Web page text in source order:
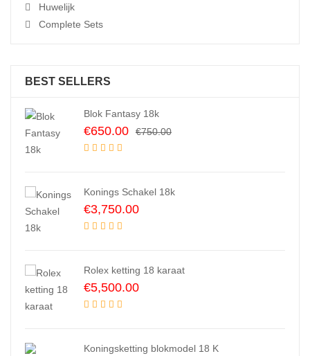
Huwelijk
Complete Sets
BEST SELLERS
Blok Fantasy 18k
€750.00Original
€650.00
Current
Konings Schakel 18k
€3,750.00
Rolex ketting 18 karaat
€5,500.00
Koningsketting blokmodel 18 K